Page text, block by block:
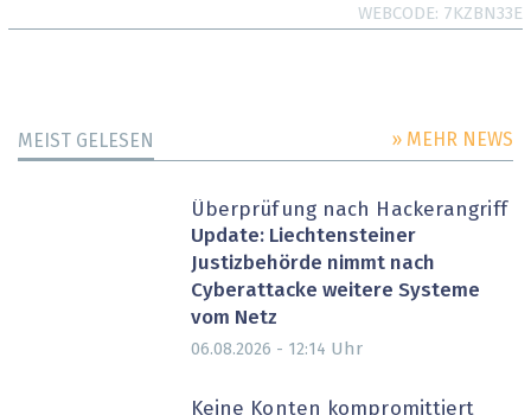
WEBCODE 7KZBN33E
MEIST GELESEN » MEHR NEWS
Überprüfung nach Hackerangriff
Update: Liechtensteiner
Justizbehörde nimmt nach
Cyberattacke weitere Systeme
vom Netz
06.08.2026 - 12:14 Uhr
Keine Konten kompromittiert